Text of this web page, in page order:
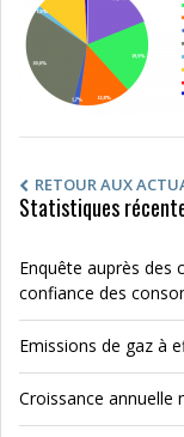
RETOUR AUX
Statistiques
Enquête auprès des
confiance des
Emissions de gaz à
Croissance annuelle